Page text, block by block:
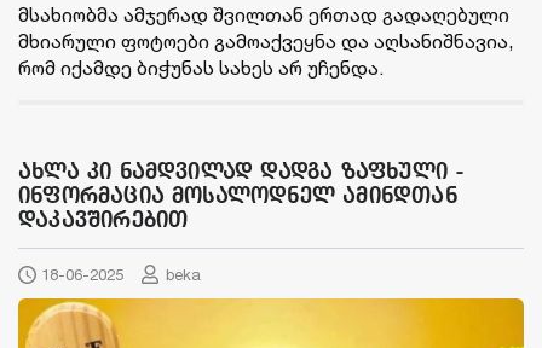
მსახიობმა ამჯერად შვილთან ერთად გადაღებული
მხიარული ფოტოები გამოაქვეყნა და აღსანიშნავია,
რომ იქამდე ბიჭუნას სახეს არ უჩენდა.
ახლა კი ნამდვილად დადგა ზაფხული -
ინფორმაცია მოსალოდნელ ამინდთან
დაკავშირებით
18-06-2025 beka